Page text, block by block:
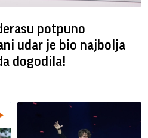
potpuno
udar je bio najbolja
dogodila!